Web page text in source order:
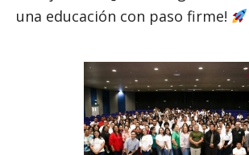
una educación con paso firme!